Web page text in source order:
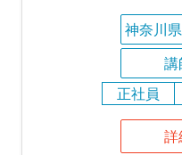
神奈川県
講
正社員
詳